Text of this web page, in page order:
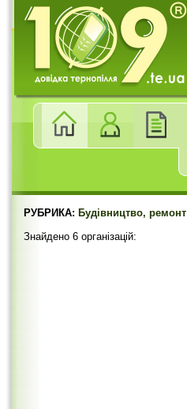
РУБРИКА: Будівництво, ремонт
Знайдено 6 організацій: